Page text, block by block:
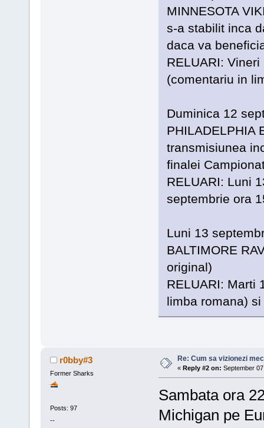
MINNESOTA
s-a stabilit inca
daca va
RELUARI:
(comentariu in
Duminica 12
PHILADELPHIA
transmisiunea
finalei
RELUARI: Luni
septembrie ora
Luni 13
BALTIMORE
original)
RELUARI: Marti
limba romana)
r0bby#3
Former Sharks
Posts: 97
--
Re: Cum sa vizionezi
« Reply #2 on: September
Sambata ora
Michigan pe